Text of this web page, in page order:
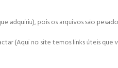
adquiriu), pois os arquivos são
(Aqui no site temos links úteis